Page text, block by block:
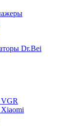
Dr.Bei